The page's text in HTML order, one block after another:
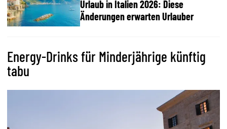
Urlaub in Italien 2026: Diese
Änderungen erwarten Urlauber
Energy-Drinks für Minderjährige künftig
tabu